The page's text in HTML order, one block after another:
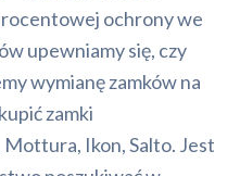
ochrony we
upewniamy się, czy
wymianę zamków na
zamki
Ikon, Salto. Jest